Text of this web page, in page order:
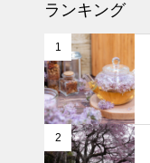
ランキング
1
2